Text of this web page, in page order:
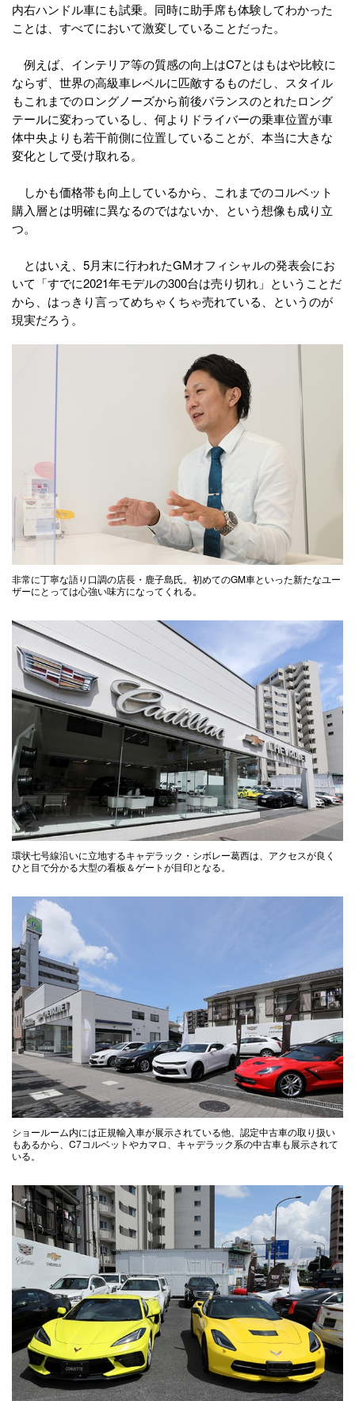
内右ハンドル車にも試乗。同時に助手席も体験してわかった
ことは、すべてにおいて激変していることだった。
例えば、インテリア等の質感の向上はC7とはもはや比較に
ならず、世界の高級車レベルに匹敵するものだし、スタイル
もこれまでのロングノーズから前後バランスのとれたロング
テールに変わっているし、何よりドライバーの乗車位置が車
体中央よりも若干前側に位置していることが、本当に大きな
変化として受け取れる。
しかも価格帯も向上しているから、これまでのコルベット
購入層とは明確に異なるのではないか、という想像も成り立
つ。
とはいえ、5月末に行われたGMオフィシャルの発表会にお
いて「すでに2021年モデルの300台は売り切れ」ということだ
から、はっきり言ってめちゃくちゃ売れている、というのが
現実だろう。
非常に丁寧な語り口調の店長・鹿子島氏。初めてのGM車といった新たなユー
ザーにとっては心強い味方になってくれる。
環状七号線沿いに立地するキャデラック・シボレー葛西は、アクセスが良く
ひと目で分かる大型の看板＆ゲートが目印となる。
ショールーム内には正規輸入車が展示されている他、認定中古車の取り扱い
もあるから、C7コルベットやカマロ、キャデラック系の中古車も展示されて
いる。